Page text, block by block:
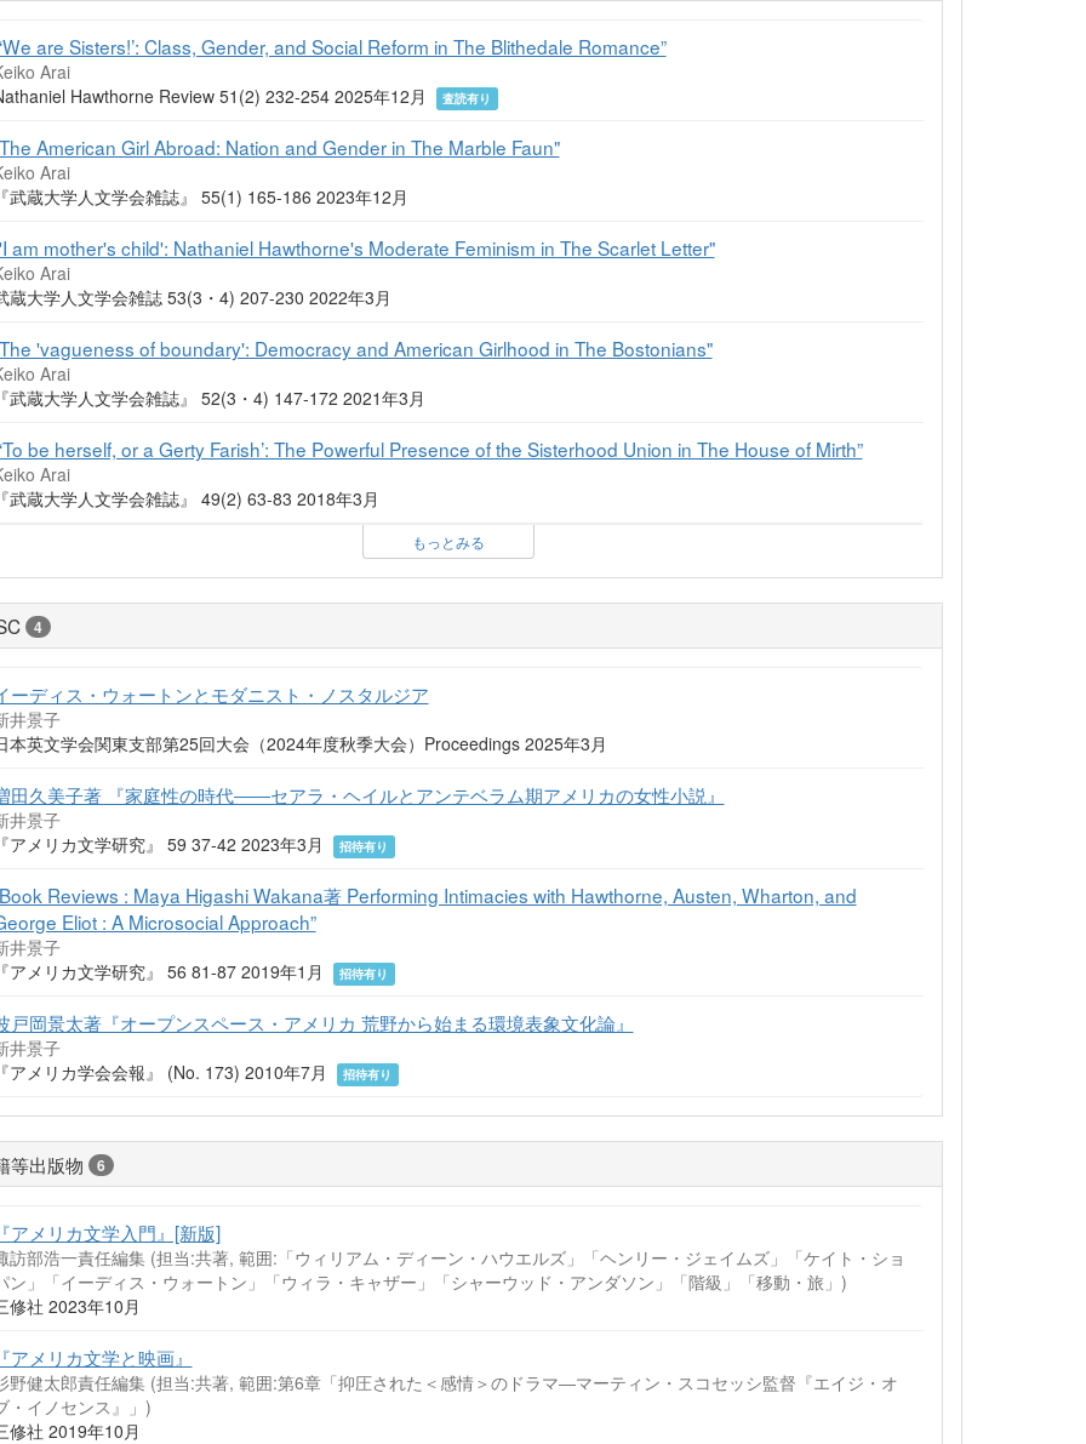
are Sisters!’: Class, Gender, and Social Reform in The Blithedale Romance”
Arai
Hawthorne Review 51(2) 232-254 2025年12月
査読有り
American Girl Abroad: Nation and Gender in The Marble Faun"
Arai
武蔵大学人文学会雑誌』 55(1) 165-186 2023年12月
am mother's child': Nathaniel Hawthorne's Moderate Feminism in The Scarlet Letter"
Arai
蔵大学人文学会雑誌 53(3・4) 207-230 2022年3月
'vagueness of boundary': Democracy and American Girlhood in The Bostonians"
Arai
武蔵大学人文学会雑誌』 52(3・4) 147-172 2021年3月
be herself, or a Gerty Farish’: The Powerful Presence of the Sisterhood Union in The House of Mirth”
Arai
武蔵大学人文学会雑誌』 49(2) 63-83 2018年3月
もっとみる
4
ーディス・ウォートンとモダニスト・ノスタルジア
井景子
本英文学会関東支部第25回大会（2024年度秋季大会）Proceedings 2025年3月
田久美子著 『家庭性の時代――セアラ・ヘイルとアンテベラム期アメリカの女性小説』
井景子
アメリカ文学研究』 59 37-42 2023年3月
招待有り
Reviews : Maya Higashi Wakana著 Performing Intimacies with Hawthorne, Austen, Wharton, and
Eliot : A Microsocial Approach”
井景子
アメリカ文学研究』 56 81-87 2019年1月
招待有り
戸岡景太著『オープンスペース・アメリカ 荒野から始まる環境表象文化論』
井景子
アメリカ学会会報』 (No. 173) 2010年7月
招待有り
等出版物 6
アメリカ文学入門』[新版]
訪部浩一責任編集 (担当:共著, 範囲:「ウィリアム・ディーン・ハウエルズ」「ヘンリー・ジェイムズ」「ケイト・ショ
ン」「イーディス・ウォートン」「ウィラ・キャザー」「シャーウッド・アンダソン」「階級」「移動・旅」)
修社 2023年10月
アメリカ文学と映画』
野健太郎責任編集 (担当:共著, 範囲:第6章「抑圧された＜感情＞のドラマ―マーティン・スコセッシ監督『エイジ・オ
・イノセンス』」)
修社 2019年10月